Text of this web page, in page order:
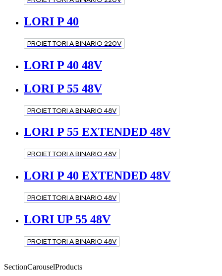
LORI P 40
PROIETTORI A BINARIO 220V
LORI P 40 48V
LORI P 55 48V
PROIETTORI A BINARIO 48V
LORI P 55 EXTENDED 48V
PROIETTORI A BINARIO 48V
LORI P 40 EXTENDED 48V
PROIETTORI A BINARIO 48V
LORI UP 55 48V
PROIETTORI A BINARIO 48V
SectionCarouselProducts